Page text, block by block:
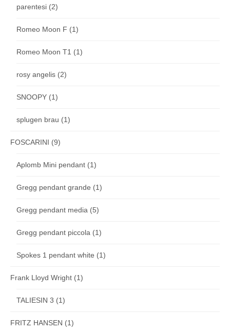
parentesi (2)
Romeo Moon F (1)
Romeo Moon T1 (1)
rosy angelis (2)
SNOOPY (1)
splugen brau (1)
FOSCARINI (9)
Aplomb Mini pendant (1)
Gregg pendant grande (1)
Gregg pendant media (5)
Gregg pendant piccola (1)
Spokes 1 pendant white (1)
Frank Lloyd Wright (1)
TALIESIN 3 (1)
FRITZ HANSEN (1)